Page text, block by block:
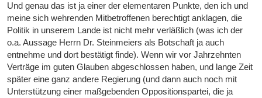
Und genau das ist ja einer der elementaren Punkte, den ich und
meine sich wehrenden Mitbetroffenen berechtigt anklagen, die
Politik in unserem Lande ist nicht mehr verläßlich (was ich der
o.a. Aussage Herrn Dr. Steinmeiers als Botschaft ja auch
entnehme und dort bestätigt finde). Wenn wir vor Jahrzehnten
Verträge im guten Glauben abgeschlossen haben, und lange Zeit
später eine ganz andere Regierung (und dann auch noch mit
Unterstützung einer maßgebenden Oppositionspartei, die ja